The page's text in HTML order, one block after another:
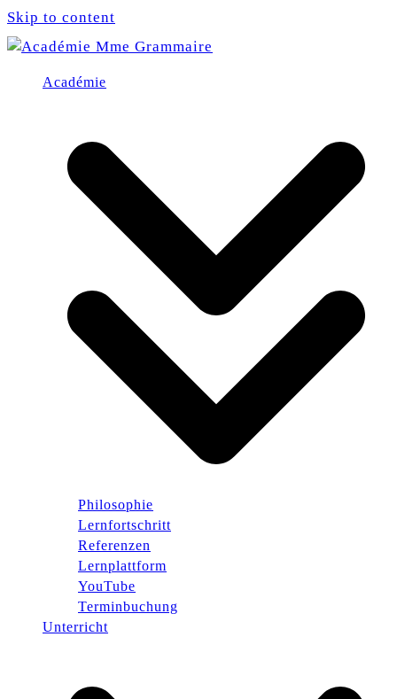
Skip to content
Académie
Philosophie
Lernfortschritt
Referenzen
Lernplattform
YouTube
Terminbuchung
Unterricht